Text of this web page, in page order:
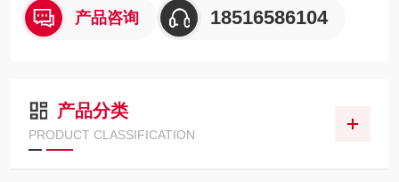
产品咨询 18516586104
产品分类
PRODUCT CLASSIFICATION